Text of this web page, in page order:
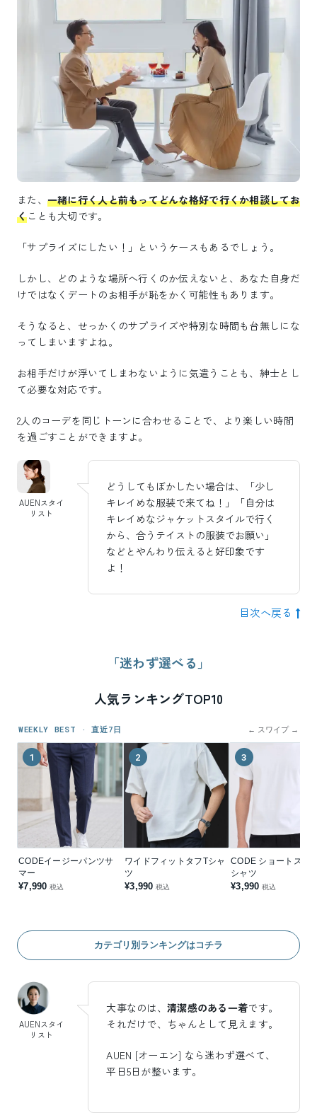
また、 一緒に行く人と前もってどんな格好で行くか相談してお
くことも大切です。
「サプライズにしたい！」というケースもあるでしょう。
しかし、どのような場所へ行くのか伝えないと、あなた自身だ
けではなくデートのお相手が恥をかく可能性もあります。
そうなると、せっかくのサプライズや特別な時間も台無しにな
ってしまいますよね。
お相手だけが浮いてしまわないように気遣うことも、紳士とし
て必要な対応です。
2人のコーデを同じトーンに合わせることで、より楽しい時間
を過ごすことができますよ。
AUENスタイ
リスト
どうしてもぼかしたい場合は、「少し
キレイめな服装で来てね！」「自分は
キレイめなジャケットスタイルで行く
から、合うテイストの服装でお願い」
などとやんわり伝えると好印象です
よ！
目次へ戻る
「迷わず選べる」
人気ランキングTOP10
WEEKLY BEST · 直近7日 ← スワイプ →
1
CODEイージーパンツサ
マー
¥7,990 税込
2
ワイドフィットタフTシャ
ツ
¥3,990 税込
3
CODE ショートスリ
シャツ
¥3,990 税込
カテゴリ別ランキングはコチラ
AUENスタイ
リスト
大事なのは、清潔感のある一着です。
それだけで、ちゃんとして見えます。
AUEN [オーエン] なら迷わず選べて、
平日5日が整います。